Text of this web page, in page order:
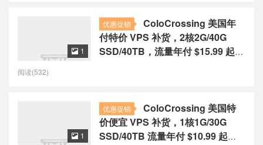
优惠促销
ColoCrossing 美国年
付特价 VPS 补货，2核2G/40G
SSD/40TB，流量年付 $15.99 起，
 1
阅读(532)
优惠促销
ColoCrossing 美国特
价便宜 VPS 补货，1核1G/30G
SSD/40TB 流量年付 $10.99 起，
 1